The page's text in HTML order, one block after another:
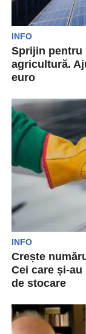
INFO
Sprijin pentru
agricultură.
euro
sprijin de stat
producție...
INFO
Crește
Cei care și-
de stocare
creștere, iar
caută baterii